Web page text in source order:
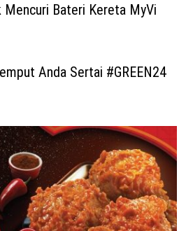
Mencuri Bateri Kereta MyVi
Anda Sertai #GREEN24